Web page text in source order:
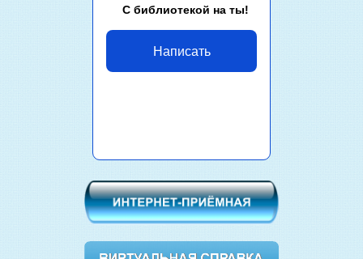
С библиотекой на ты!
Написать